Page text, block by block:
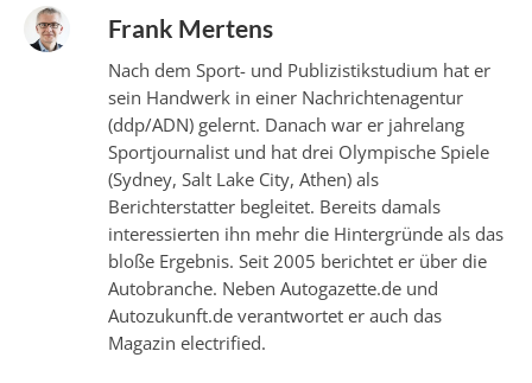
Frank Mertens
Nach dem Sport- und Publizistikstudium hat er
sein Handwerk in einer Nachrichtenagentur
(ddp/ADN) gelernt. Danach war er jahrelang
Sportjournalist und hat drei Olympische Spiele
(Sydney, Salt Lake City, Athen) als
Berichterstatter begleitet. Bereits damals
interessierten ihn mehr die Hintergründe als das
bloße Ergebnis. Seit 2005 berichtet er über die
Autobranche. Neben Autogazette.de und
Autozukunft.de verantwortet er auch das
Magazin electrified.